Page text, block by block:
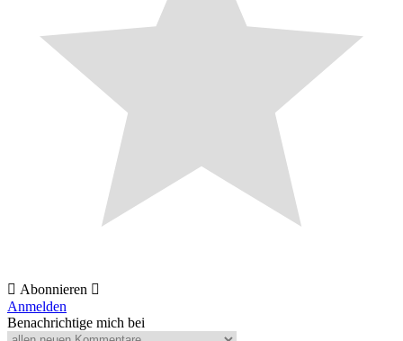
Abonnieren
Anmelden
Benachrichtige mich bei